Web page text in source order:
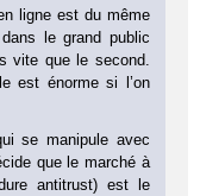
ligne est du même
le grand public
vite que le second.
est énorme si l’on
se manipule avec
que le marché à
antitrust) est le